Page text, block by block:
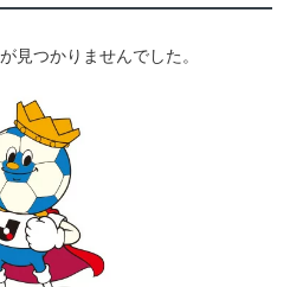
見つかりませんでした。